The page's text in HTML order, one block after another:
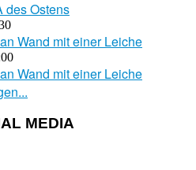
des Ostens
Wand mit einer Leiche
Wand mit einer Leiche
MEDIA